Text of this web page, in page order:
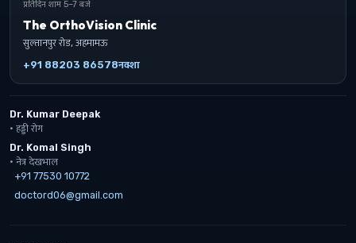
प्रतिदिन शाम 5–7 बजे
The OrthoVision Clinic
सुल्तानपुर रोड, अहमामऊ
+91 88203 86578नक्शा
Dr. Kumar Deepak
· हड्डी रोग
Dr. Komal Singh
· नेत्र देखभाल
+91 77530 10772
doctord06@gmail.com